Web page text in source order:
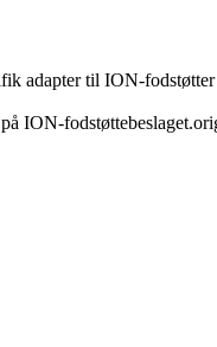
adapter til ION-fodstøtter
ION-